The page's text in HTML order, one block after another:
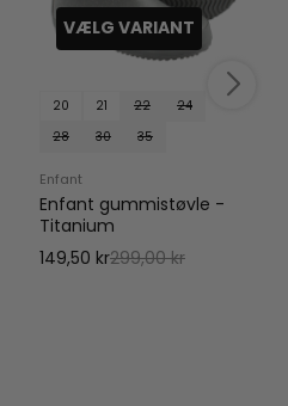
VÆLG VARIANT
20 21 22
24
28
30 35
Enfant
Enfant gummistøvle -
Titanium
149,50 kr299,00 kr